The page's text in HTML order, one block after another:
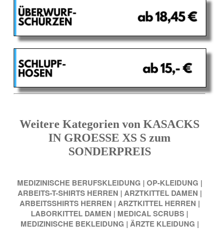
Weitere Kategorien von KASACKS
IN GROESSE XS S zum
SONDERPREIS
MEDIZINISCHE BERUFSKLEIDUNG | OP-KLEIDUNG |
ARBEITS-T-SHIRTS HERREN | ARZTKITTEL DAMEN |
ARBEITSSHIRTS HERREN | ARZTKITTEL HERREN |
LABORKITTEL DAMEN | MEDICAL SCRUBS |
MEDIZINISCHE BEKLEIDUNG | ÄRZTE KLEIDUNG |